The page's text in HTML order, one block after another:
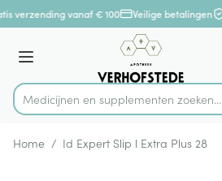
Ga naar de inhoud
1 van 1
verzending vanaf € 100 Veilige betalingen
Menu
Product, merk, categorie...
Medicijnen en supplementen zoeken...
Home / Id Expert Slip l Extra Plus 28